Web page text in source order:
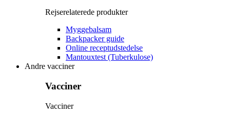
Rejserelaterede produkter
Myggebalsam
Backpacker guide
Online receptudstedelse
Mantouxtest (Tuberkulose)
Andre vacciner
Vacciner
Vacciner